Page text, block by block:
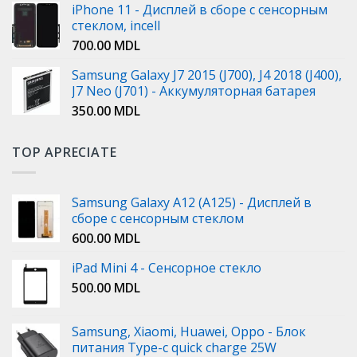
iPhone 11 - Дисплей в сборе с сенсорным
стеклом, incell
700.00 MDL
Samsung Galaxy J7 2015 (J700), J4 2018 (J400),
J7 Neo (J701) - Аккумуляторная батарея
350.00 MDL
TOP APRECIATE
Samsung Galaxy A12 (A125) - Дисплей в
сборе с сенсорным стеклом
600.00 MDL
iPad Mini 4 - Сенсорное стекло
500.00 MDL
Samsung, Xiaomi, Huawei, Oppo - Блок
питания Type-c quick charge 25W